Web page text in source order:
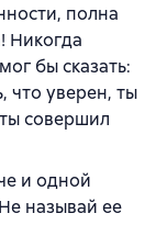
полна
Никогда
бы сказать:
что уверен, ты
совершил
и одной
называй ее